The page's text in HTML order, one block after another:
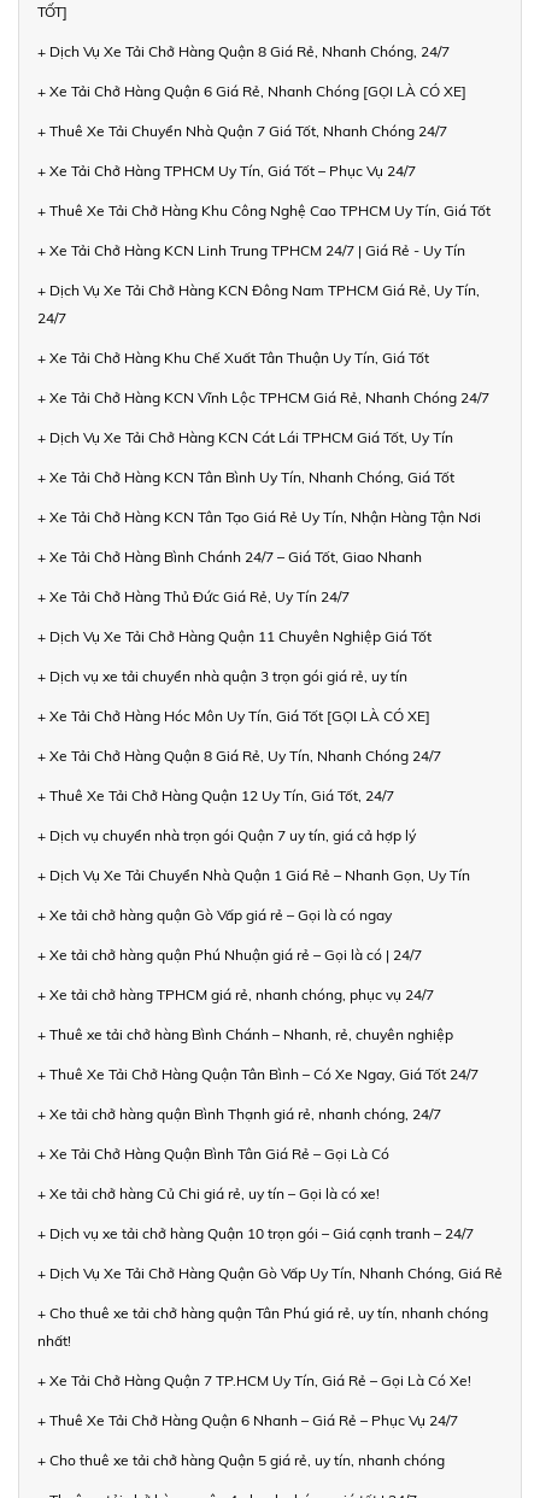
TỐT]
+ Dịch Vụ Xe Tải Chở Hàng Quận 8 Giá Rẻ, Nhanh Chóng, 24/7
+ Xe Tải Chở Hàng Quận 6 Giá Rẻ, Nhanh Chóng [GỌI LÀ CÓ XE]
+ Thuê Xe Tải Chuyển Nhà Quận 7 Giá Tốt, Nhanh Chóng 24/7
+ Xe Tải Chở Hàng TPHCM Uy Tín, Giá Tốt – Phục Vụ 24/7
+ Thuê Xe Tải Chở Hàng Khu Công Nghệ Cao TPHCM Uy Tín, Giá Tốt
+ Xe Tải Chở Hàng KCN Linh Trung TPHCM 24/7 | Giá Rẻ - Uy Tín
+ Dịch Vụ Xe Tải Chở Hàng KCN Đông Nam TPHCM Giá Rẻ, Uy Tín,
24/7
+ Xe Tải Chở Hàng Khu Chế Xuất Tân Thuận Uy Tín, Giá Tốt
+ Xe Tải Chở Hàng KCN Vĩnh Lộc TPHCM Giá Rẻ, Nhanh Chóng 24/7
+ Dịch Vụ Xe Tải Chở Hàng KCN Cát Lái TPHCM Giá Tốt, Uy Tín
+ Xe Tải Chở Hàng KCN Tân Bình Uy Tín, Nhanh Chóng, Giá Tốt
+ Xe Tải Chở Hàng KCN Tân Tạo Giá Rẻ Uy Tín, Nhận Hàng Tận Nơi
+ Xe Tải Chở Hàng Bình Chánh 24/7 – Giá Tốt, Giao Nhanh
+ Xe Tải Chở Hàng Thủ Đức Giá Rẻ, Uy Tín 24/7
+ Dịch Vụ Xe Tải Chở Hàng Quận 11 Chuyên Nghiệp Giá Tốt
+ Dịch vụ xe tải chuyển nhà quận 3 trọn gói giá rẻ, uy tín
+ Xe Tải Chở Hàng Hóc Môn Uy Tín, Giá Tốt [GỌI LÀ CÓ XE]
+ Xe Tải Chở Hàng Quận 8 Giá Rẻ, Uy Tín, Nhanh Chóng 24/7
+ Thuê Xe Tải Chở Hàng Quận 12 Uy Tín, Giá Tốt, 24/7
+ Dịch vụ chuyển nhà trọn gói Quận 7 uy tín, giá cả hợp lý
+ Dịch Vụ Xe Tải Chuyển Nhà Quận 1 Giá Rẻ – Nhanh Gọn, Uy Tín
+ Xe tải chở hàng quận Gò Vấp giá rẻ – Gọi là có ngay
+ Xe tải chở hàng quận Phú Nhuận giá rẻ – Gọi là có | 24/7
+ Xe tải chở hàng TPHCM giá rẻ, nhanh chóng, phục vụ 24/7
+ Thuê xe tải chở hàng Bình Chánh – Nhanh, rẻ, chuyên nghiệp
+ Thuê Xe Tải Chở Hàng Quận Tân Bình – Có Xe Ngay, Giá Tốt 24/7
+ Xe tải chở hàng quận Bình Thạnh giá rẻ, nhanh chóng, 24/7
+ Xe Tải Chở Hàng Quận Bình Tân Giá Rẻ – Gọi Là Có
+ Xe tải chở hàng Củ Chi giá rẻ, uy tín – Gọi là có xe!
+ Dịch vụ xe tải chở hàng Quận 10 trọn gói – Giá cạnh tranh – 24/7
+ Dịch Vụ Xe Tải Chở Hàng Quận Gò Vấp Uy Tín, Nhanh Chóng, Giá Rẻ
+ Cho thuê xe tải chở hàng quận Tân Phú giá rẻ, uy tín, nhanh chóng
nhất!
+ Xe Tải Chở Hàng Quận 7 TP.HCM Uy Tín, Giá Rẻ – Gọi Là Có Xe!
+ Thuê Xe Tải Chở Hàng Quận 6 Nhanh – Giá Rẻ – Phục Vụ 24/7
+ Cho thuê xe tải chở hàng Quận 5 giá rẻ, uy tín, nhanh chóng